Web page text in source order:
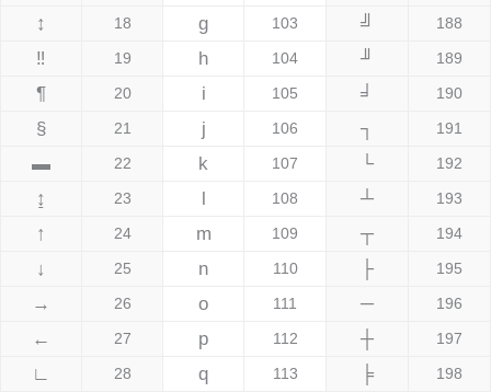
↕ 18 g 103 ╝ 188
‼ 19 h 104 ╜ 189
¶ 20 i 105 ╛ 190
§ 21 j 106 ┐ 191
▬ 22 k 107 └ 192
↨ 23 l 108 ┴ 193
↑ 24 m 109 ┬ 194
↓ 25 n 110 ├ 195
→ 26 o 111 ─ 196
← 27 p 112 ┼ 197
∟ 28 q 113 ╞ 198